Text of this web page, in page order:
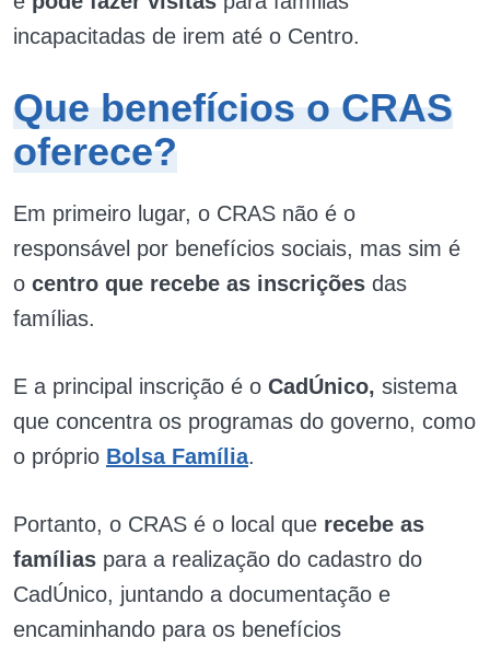
incapacitadas de irem até o Centro.
Que benefícios o CRAS
oferece?
Em primeiro lugar, o CRAS não é o
responsável por benefícios sociais, mas sim é
o centro que recebe as inscrições das
famílias.
E a principal inscrição é o CadÚnico, sistema
que concentra os programas do governo, como
o próprio Bolsa Família.
Portanto, o CRAS é o local que recebe as
famílias para a realização do cadastro do
CadÚnico, juntando a documentação e
encaminhando para os benefícios